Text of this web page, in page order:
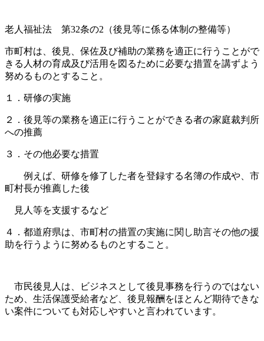
老人福祉法 第32条の2（後見等に係る体制の整備等）
市町村は、後見、保佐及び補助の業務を適正に行うことがで
きる人材の育成及び活用を図るために必要な措置を講ずよう
努めるものとすること。
１．研修の実施
２．後見等の業務を適正に行うことができる者の家庭裁判所
への推薦
３．その他必要な措置
例えば、研修を修了した者を登録する名簿の作成や、市
町村長が推薦した後
見人等を支援するなど
４．都道府県は、市町村の措置の実施に関し助言その他の援
助を行うように努めるものとすること。
市民後見人は、ビジネスとして後見事務を行うのではない
ため、生活保護受給者など、後見報酬をほとんど期待できな
い案件についても対応しやすいと言われています。